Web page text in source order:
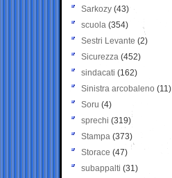
Sarkozy (43)
scuola (354)
Sestri Levante (2)
Sicurezza (452)
sindacati (162)
Sinistra arcobaleno (11)
Soru (4)
sprechi (319)
Stampa (373)
Storace (47)
subappalti (31)